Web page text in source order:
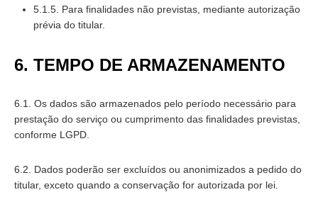
5.1.5. Para finalidades não previstas, mediante autorização
prévia do titular.
6. TEMPO DE ARMAZENAMENTO
6.1. Os dados são armazenados pelo período necessário para
prestação do serviço ou cumprimento das finalidades previstas,
conforme LGPD.
6.2. Dados poderão ser excluídos ou anonimizados a pedido do
titular, exceto quando a conservação for autorizada por lei.